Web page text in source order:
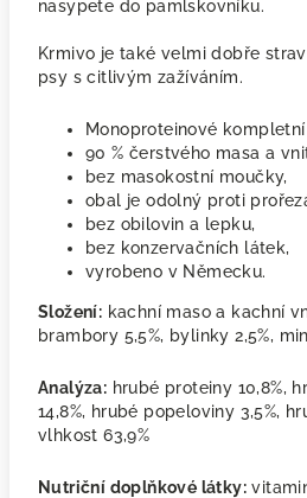
nasypete do pamlskovníku.
Krmivo je také velmi dobře
psy s citlivým zažíváním.
Monoproteinové
90 % čerstvého masa a
bez masokostní moučky,
obal je odolný proti
bez obilovin a lepku,
bez konzervačních látek,
vyrobeno v Německu.
Složení: kachní maso a kachní
brambory 5,5%, bylinky 2,5%,
Analýza: hrubé proteiny 10,8%,
14,8%, hrubé popeloviny 3,5%,
vlhkost 63,9%
Nutriční doplňkové látky: